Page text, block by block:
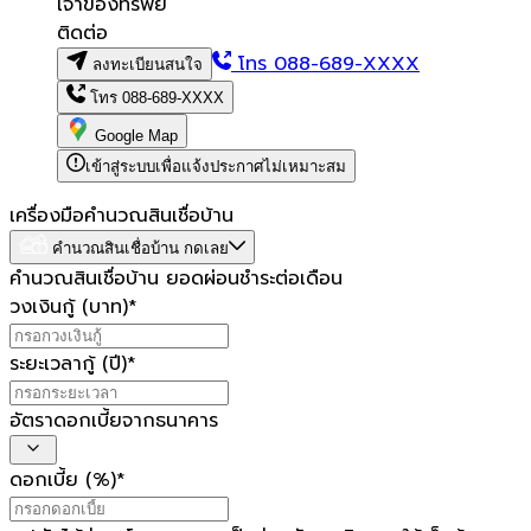
ติดต่อ
ลงทะเบียนสนใจ โทร088-689-XXXX
โทร 088-689-XXXX
Google Map
เข้าสู่ระบบเพื่อแจ้งประกาศไม่เหมาะสม
เครื่องมือคำนวณสินเชื่อบ้าน
คำนวณสินเชื่อบ้าน กดเลย
คำนวณสินเชื่อบ้าน ยอดผ่อนชำระต่อเดือน
วงเงินกู้ (บาท)*
ระยะเวลากู้ (ปี)*
อัตราดอกเบี้ยจากธนาคาร
ดอกเบี้ย (%)*